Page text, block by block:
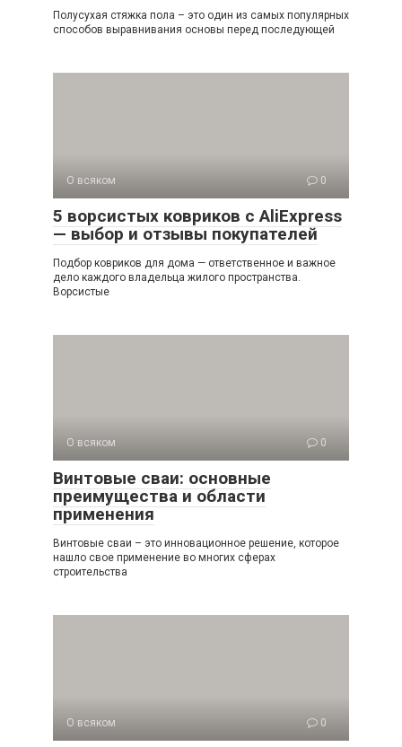
Полусухая стяжка пола – это один из самых популярных
способов выравнивания основы перед последующей
О всяком 0
5 ворсистых ковриков с AliExpress
— выбор и отзывы покупателей
Подбор ковриков для дома — ответственное и важное
дело каждого владельца жилого пространства.
Ворсистые
О всяком 0
Винтовые сваи: основные
преимущества и области
применения
Винтовые сваи – это инновационное решение, которое
нашло свое применение во многих сферах
строительства
О всяком 0